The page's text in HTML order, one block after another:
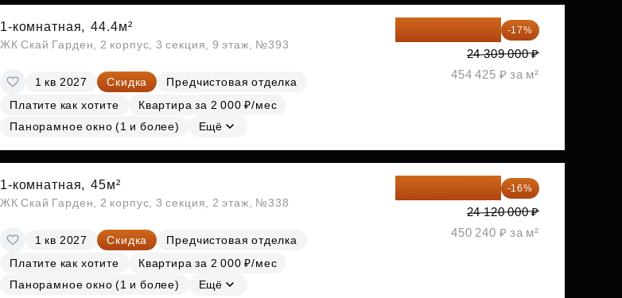
1-комнатная, 44.4м²
ЖК Скай Гарден, 2 корпус, 3 секция, 9 этаж, №393
1 кв 2027 Скидка
Предчистовая отделка
Платите как хотите
Квартира за 2 000 ₽/мес
Панорамное окно (1 и более)
Ещё
-17%
24 309 000 ₽
454 425 ₽ за м²
1-комнатная, 45м²
ЖК Скай Гарден, 2 корпус, 3 секция, 2 этаж, №338
1 кв 2027 Скидка
Предчистовая отделка
Платите как хотите
Квартира за 2 000 ₽/мес
Панорамное окно (1 и более)
Ещё
-16%
24 120 000 ₽
450 240 ₽ за м²